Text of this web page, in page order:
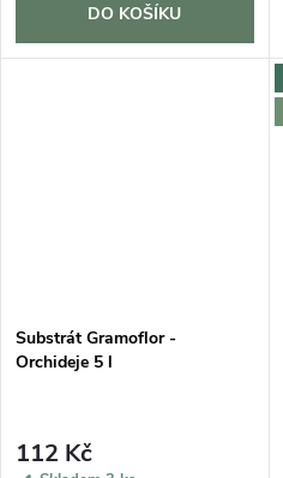
DO KOŠÍKU
Substrát Gramoflor -
Orchideje 5 l
112 Kč